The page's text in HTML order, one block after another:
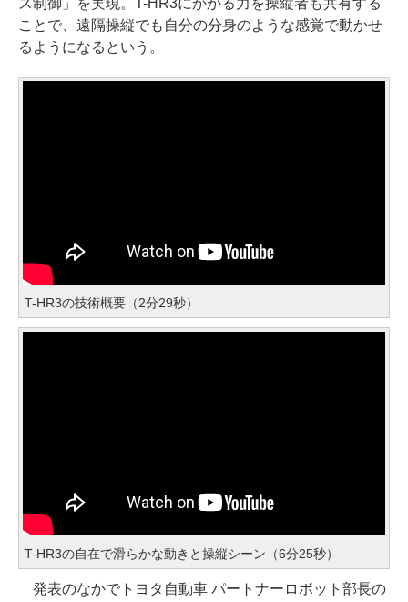
ス制御」を実現。T-HR3にかかる力を操縦者も共有する
ことで、遠隔操縦でも自分の分身のような感覚で動かせ
るようになるという。
T-HR3の技術概要（2分29秒）
T-HR3の自在で滑らかな動きと操縦シーン（6分25秒）
発表のなかでトヨタ自動車 パートナーロボット部長の